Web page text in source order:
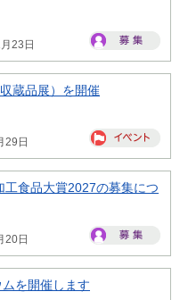
23日
蔵品展）を開催
29日
工食品大賞2027の募集につ
20日
ムを開催します